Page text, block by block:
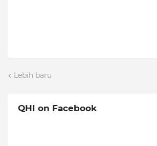
Lebih baru
QHI on Facebook